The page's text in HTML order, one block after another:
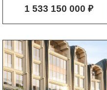
1 533 150 000 ₽